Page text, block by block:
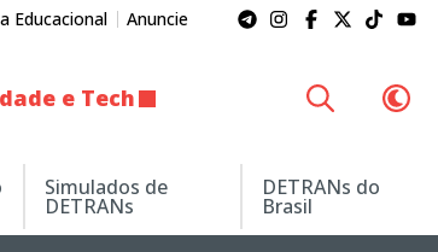
Educacional Anuncie
e Tech
Simulados de
DETRANs
DETRANs do
Brasil